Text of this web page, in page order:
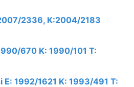
2336, K:2004/2183
670 K: 1990/101 T:
E: 1992/1621 K: 1993/491 T: